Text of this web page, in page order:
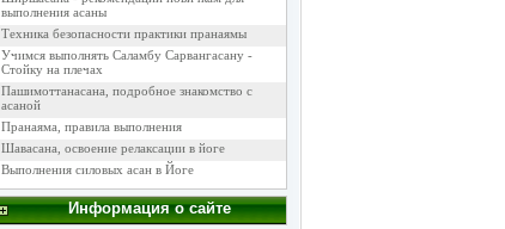
выполнения асаны
Техника безопасности практики пранаямы
Учимся выполнять Саламбу Сарвангасану -
Стойку на плечах
Пашимоттанасана, подробное знакомство с
асаной
Пранаяма, правила выполнения
Шавасана, освоение релаксации в йоге
Выполнения силовых асан в Йоге
Информация о сайте